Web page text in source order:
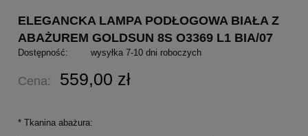
ELEGANCKA LAMPA PODŁOGOWA BIAŁA Z
ABAŻUREM GOLDSUN 8S O3369 L1 BIA/07
Dostępność: wysyłka 7-10 dni roboczych
Cena: 559,00 zł
* Tkanina abażura: